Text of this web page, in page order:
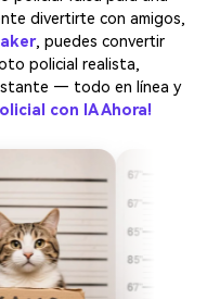
divertirte con amigos,
, puedes convertir
policial realista,
— todo en línea y
con IA Ahora!